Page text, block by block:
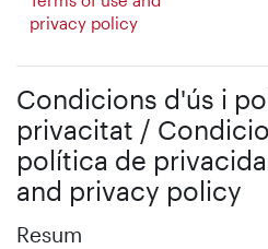
privacy policy
Condicions d'ús i
privacitat /
política de
and privacy policy
Resum